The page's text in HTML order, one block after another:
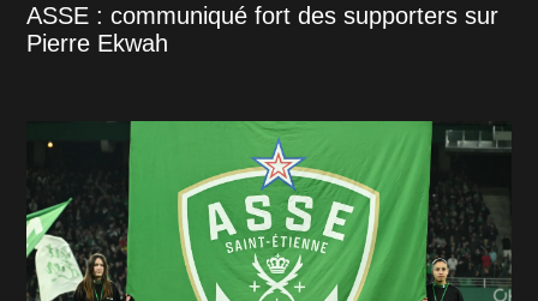
ASSE : communiqué fort des supporters sur
Pierre Ekwah